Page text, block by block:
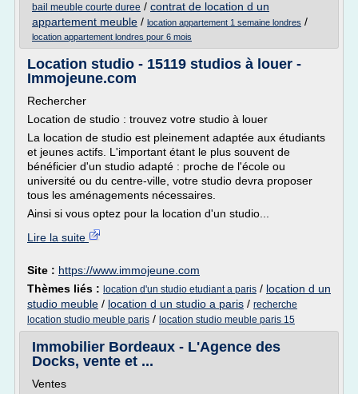
bail meuble courte duree / contrat de location d un
appartement meuble / location appartement 1 semaine londres /
location appartement londres pour 6 mois
Location studio - 15119 studios à louer -
Immojeune.com
Rechercher
Location de studio : trouvez votre studio à louer
La location de studio est pleinement adaptée aux étudiants
et jeunes actifs. L'important étant le plus souvent de
bénéficier d'un studio adapté : proche de l'école ou
université ou du centre-ville, votre studio devra proposer
tous les aménagements nécessaires.
Ainsi si vous optez pour la location d'un studio...
Lire la suite
Site : https://www.immojeune.com
Thèmes liés : location d'un studio etudiant a paris / location d un
studio meuble / location d un studio a paris / recherche
location studio meuble paris / location studio meuble paris 15
Immobilier Bordeaux - L'Agence des
Docks, vente et ...
Ventes